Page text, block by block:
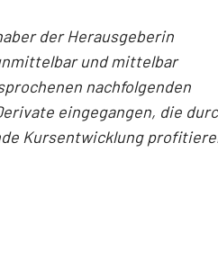
der Herausgeberin
und mittelbar
nachfolgenden
eingegangen, die
Kursentwicklung